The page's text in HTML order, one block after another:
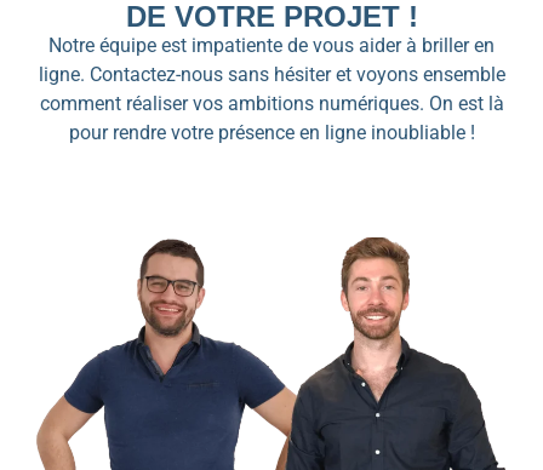
DE VOTRE PROJET !
Notre équipe est impatiente de vous aider à briller en
ligne. Contactez-nous sans hésiter et voyons ensemble
comment réaliser vos ambitions numériques. On est là
pour rendre votre présence en ligne inoubliable !